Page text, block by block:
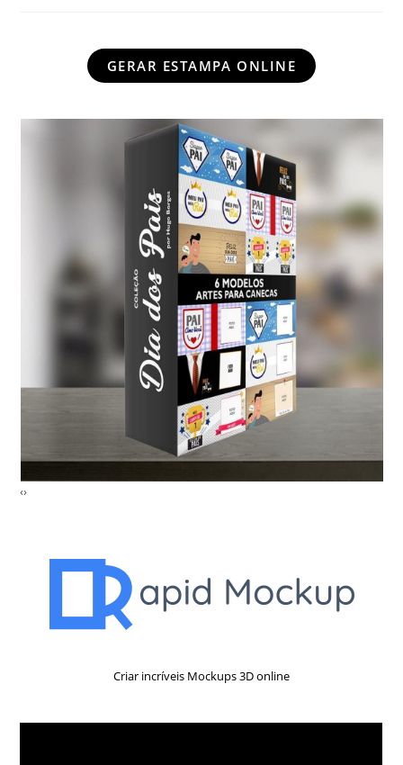
GERAR ESTAMPA ONLINE
‹›
Criar incríveis Mockups 3D online